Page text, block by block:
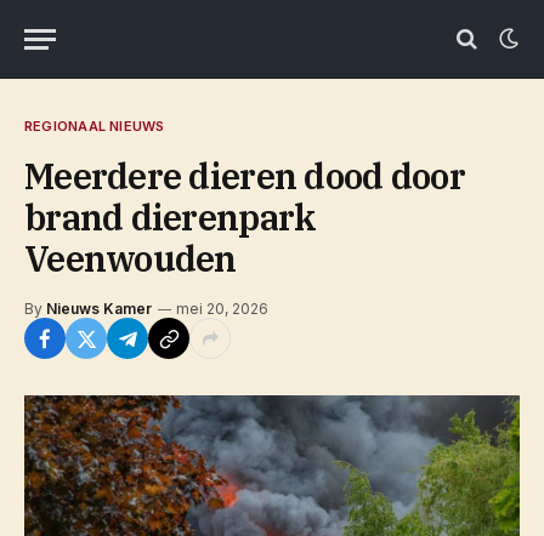
REGIONAAL NIEUWS
Meerdere dieren dood door
brand dierenpark
Veenwouden
By Nieuws Kamer mei 20, 2026